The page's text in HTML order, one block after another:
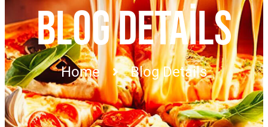
BLOG DETAILS
Home Blog Details